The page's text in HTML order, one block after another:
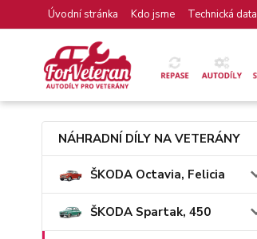
Úvodní stránka Kdo jsme Technická data
NÁHRADNÍ DÍLY NA VETERÁNY
ŠKODA Octavia, Felicia
ŠKODA Spartak, 450